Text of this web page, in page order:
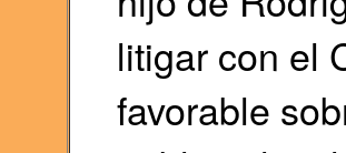
litigar con el
favorable